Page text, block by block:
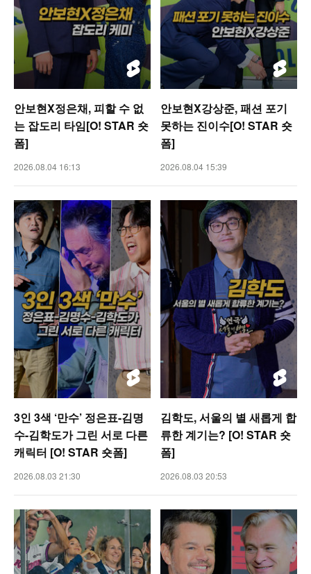
안보현X정은채, 피할 수 없
는 잡도리 타임[O! STAR 숏
폼]
2026.08.04 16:13
안보현X강상준, 패션 포기
못하는 진이수[O! STAR 숏
폼]
2026.08.04 15:39
3인 3색 ‘만수’ 정은표-김명
수-김학도가 그린 서로 다른
캐릭터 [O! STAR 숏폼]
2026.08.03 21:30
김학도, 서울의 별 새롭게 합
류한 계기는? [O! STAR 숏
폼]
2026.08.03 20:53